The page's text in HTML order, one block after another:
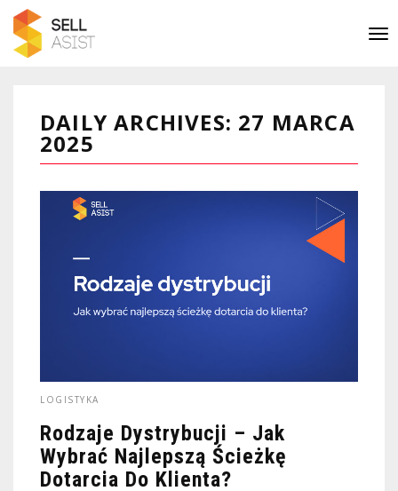
DAILY ARCHIVES: 27 MARCA
2025
LOGISTYKA
Rodzaje Dystrybucji – Jak
Wybrać Najlepszą Ścieżkę
Dotarcia Do Klienta?